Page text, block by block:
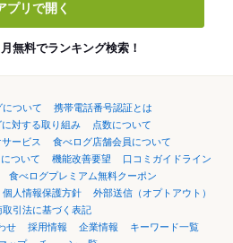
プリで開く
無料でランキング検索！
について
携帯電話番号認証とは
対する取り組み
点数について
ービス
食べログ店舗会員について
ついて
機能改善要望
口コミガイドライン
食べログプレミアム無料クーポン
個人情報保護方針
外部送信（オプトアウト）
取引法に基づく表記
せ 採用情報 企業情報
キーワード一覧